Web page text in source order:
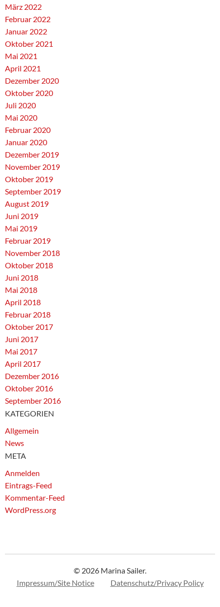
März 2022
Februar 2022
Januar 2022
Oktober 2021
Mai 2021
April 2021
Dezember 2020
Oktober 2020
Juli 2020
Mai 2020
Februar 2020
Januar 2020
Dezember 2019
November 2019
Oktober 2019
September 2019
August 2019
Juni 2019
Mai 2019
Februar 2019
November 2018
Oktober 2018
Juni 2018
Mai 2018
April 2018
Februar 2018
Oktober 2017
Juni 2017
Mai 2017
April 2017
Dezember 2016
Oktober 2016
September 2016
KATEGORIEN
Allgemein
News
META
Anmelden
Eintrags-Feed
Kommentar-Feed
WordPress.org
© 2026 Marina Sailer.
Impressum/Site Notice
Datenschutz/Privacy Policy